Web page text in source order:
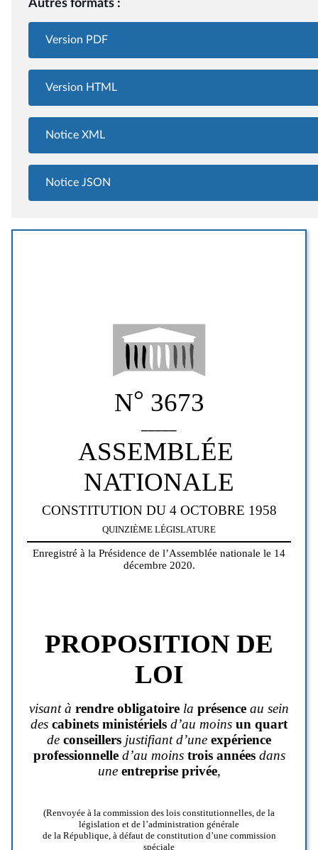
Autres formats :
Version PDF
Version HTML
Notice XML
Notice JSON